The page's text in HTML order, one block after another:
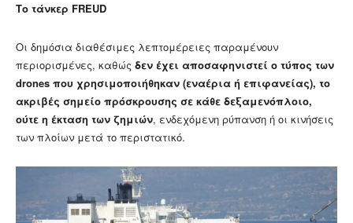
Το τάνκερ FREUD
Οι δημόσια διαθέσιμες λεπτομέρειες παραμένουν
περιορισμένες, καθώς δεν έχει αποσαφηνιστεί ο τύπος των
drones που χρησιμοποιήθηκαν (εναέρια ή επιφανείας), το
ακριβές σημείο πρόσκρουσης σε κάθε δεξαμενόπλοιο,
ούτε η έκταση των ζημιών, ενδεχόμενη ρύπανση ή οι κινήσεις
των πλοίων μετά το περιστατικό.